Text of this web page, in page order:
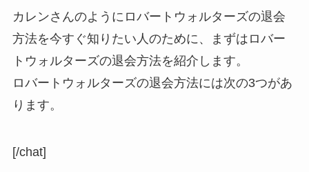
カレンさんのようにロバートウォルターズの退会
方法を今すぐ知りたい人のために、まずはロバー
トウォルターズの退会方法を紹介します。
ロバートウォルターズの退会方法には次の3つがあ
ります。
[/chat]